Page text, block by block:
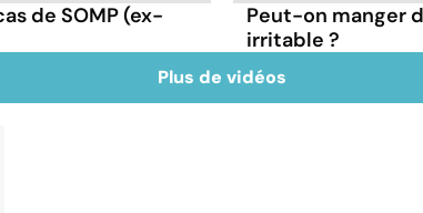
de SOMP (ex-
Peut-on manger
irritable ?
Plus de vidéos